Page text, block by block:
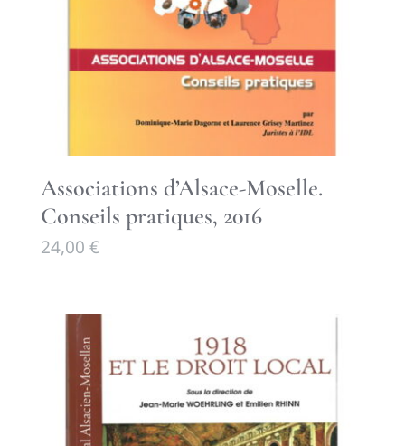
Associations d’Alsace-Moselle.
Conseils pratiques, 2016
24,00 €